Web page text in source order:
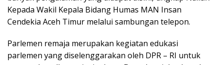
Kepada Wakil Kepala Bidang Humas MAN Insan
Cendekia Aceh Timur melalui sambungan telepon.
Parlemen remaja merupakan kegiatan edukasi
parlemen yang diselenggarakan oleh DPR – RI untuk